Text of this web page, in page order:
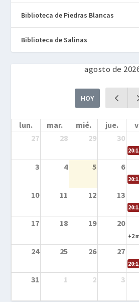
Biblioteca de Piedras Blancas
Biblioteca de Salinas
agosto de
HOY
lun. mar. mié. jue.
27
28 29 30
3 4 5 6
10 11 12 13
17 18 19 20
+2
24 25 26 27
31 1 2 3